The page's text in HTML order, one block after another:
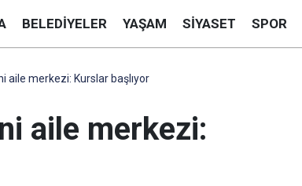
BELEDIYELER YAŞAM SIYASET SPOR
aile merkezi: Kurslar başlıyor
aile merkezi: